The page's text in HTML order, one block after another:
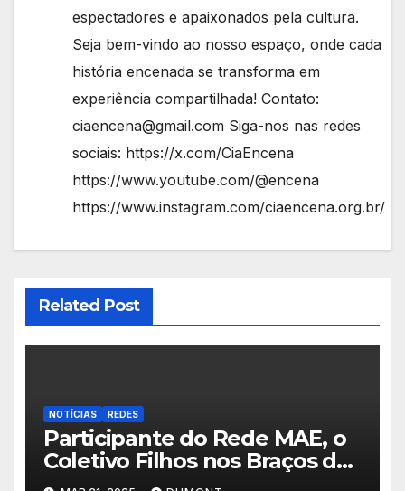
espectadores e apaixonados pela cultura.
Seja bem-vindo ao nosso espaço, onde cada
história encenada se transforma em
experiência compartilhada! Contato:
ciaencena@gmail.com Siga-nos nas redes
sociais: https://x.com/CiaEncena
https://www.youtube.com/@encena
https://www.instagram.com/ciaencena.org.br/
Related Post
NOTÍCIAS REDES
Participante do Rede MAE, o
Coletivo Filhos nos Braços do
Pai Leva Voz das Mães